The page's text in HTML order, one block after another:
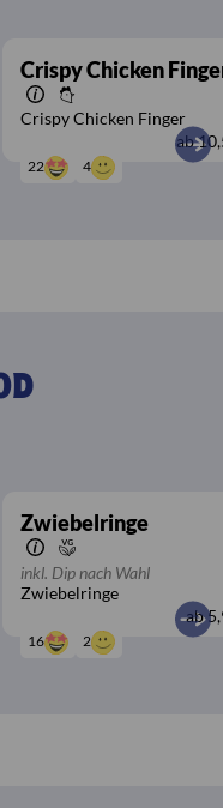
Crispy Chicken
Crispy Chicken Finger
ab
22 4
Zwiebelringe
inkl. Dip nach Wahl
Zwiebelringe
ab
16 2